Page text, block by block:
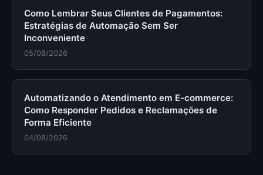
Como Lembrar Seus Clientes de Pagamentos:
Estratégias de Automação Sem Ser
Inconveniente
05/08/2026
Automatizando o Atendimento em E-commerce:
Como Responder Pedidos e Reclamações de
Forma Eficiente
04/08/2026